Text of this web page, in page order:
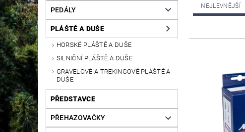
PEDÁLY
PLÁŠTĚ A DUŠE
HORSKÉ PLÁŠTĚ A DUŠE
SILNIČNÍ PLÁŠTĚ A DUŠE
GRAVELOVÉ A TREKINGOVÉ PLÁŠTĚ A
DUŠE
PŘEDSTAVCE
PŘEHAZOVAČKY
NEJLEVNĚJŠÍ